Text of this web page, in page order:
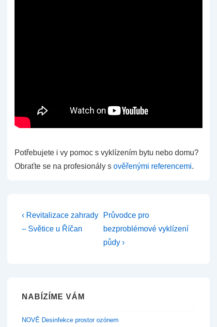
Potřebujete i vy pomoc s vyklízením bytu nebo domu?
Obraťte se na profesionály s ověřenými referencemi.
Navigace
pro
Předchozí
příspěvek
‹ Revitalizace zahrady
– Světice u Říčan
Další
příspěvek
je
Průvodce pro
bezproblémové vyklízení
půdy ›
NABÍZÍME VÁM
NOVĚ Desinfekce prostor ozónem